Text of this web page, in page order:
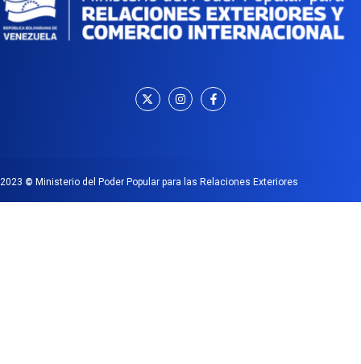
2023 © Ministerio del Poder Popular para las Relaciones Exteriores